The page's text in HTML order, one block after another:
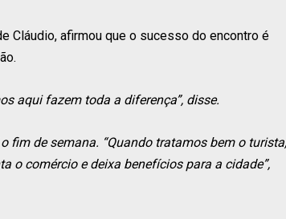
Cláudio, afirmou que o sucesso do encontro é
aqui fazem toda a diferença”, disse.
fim de semana. “Quando tratamos bem o turista,
o comércio e deixa benefícios para a cidade”,